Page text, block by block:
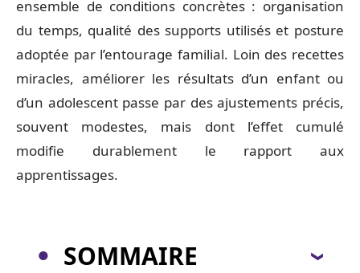
ensemble de conditions concrètes : organisation
du temps, qualité des supports utilisés et posture
adoptée par l’entourage familial. Loin des recettes
miracles, améliorer les résultats d’un enfant ou
d’un adolescent passe par des ajustements précis,
souvent modestes, mais dont l’effet cumulé
modifie durablement le rapport aux
apprentissages.
SOMMAIRE